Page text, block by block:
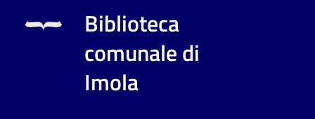
Biblioteca
comunale di
Imola